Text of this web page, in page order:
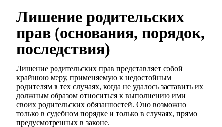
Лишение родительских
прав (основания, порядок,
последствия)
Лишение родительских прав представляет собой
крайнюю меру, применяемую к недостойным
родителям в тех случаях, когда не удалось заставить их
должным образом относиться к выполнению ими
своих родительских обязанностей. Оно возможно
только в судебном порядке и только в случаях, прямо
предусмотренных в законе.